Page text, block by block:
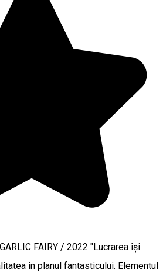
FAIRY / 2022 "Lucrarea își
în planul fantasticului. Elementul